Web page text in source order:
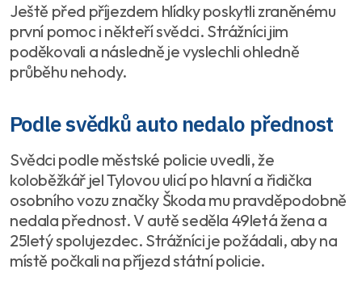
Ještě před příjezdem hlídky poskytli zraněnému
první pomoc i někteří svědci. Strážníci jim
poděkovali a následně je vyslechli ohledně
průběhu nehody.
Podle svědků auto nedalo přednost
Svědci podle městské policie uvedli, že
koloběžkář jel Tylovou ulicí po hlavní a řidička
osobního vozu značky Škoda mu pravděpodobně
nedala přednost. V autě seděla 49letá žena a
25letý spolujezdec. Strážníci je požádali, aby na
místě počkali na příjezd státní policie.